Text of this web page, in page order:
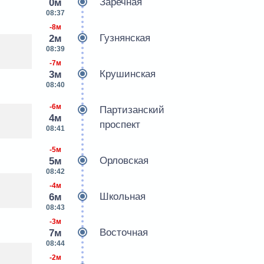
0м
08:37
-8м
2м
08:39
Гузнянская
-7м
3м
08:40
Крушинская
-6м
4м
08:41
Партизанский
проспект
-5м
5м
08:42
Орловская
-4м
6м
08:43
Школьная
-3м
7м
08:44
Восточная
-2м